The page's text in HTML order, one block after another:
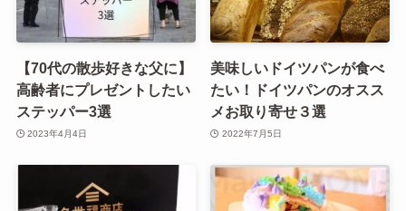
【70代の散歩好きな父に】
高齢者にプレゼントしたい
ステッパー3選
2023年4月4日
美味しいドイツパンが食べ
たい！ドイツパンのオスス
メお取り寄せ３選
2022年7月5日